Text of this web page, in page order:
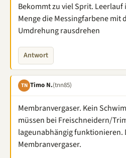
Bekommt zu viel Sprit. Leerlauf
Menge die Messingfarbene mit
Umdrehung rausdrehen
Antwort
TN Timo N.(tnn85)
Membranvergaser. Kein
müssen bei Freischneidern/
lageunabhängig funktionieren.
Membranvergaser.